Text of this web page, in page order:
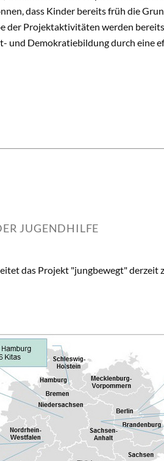
dass Kinder bereits früh die
der Projektaktivitäten werden
und Demokratiebildung durch eine
JUGENDHILFE
das Projekt "jungbewegt" derzeit